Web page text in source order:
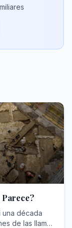
Parece?
década
de las llamas